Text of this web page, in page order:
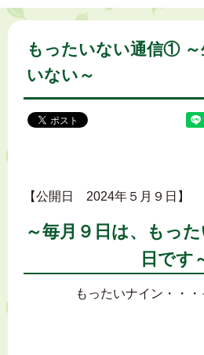
もったいない通信①
いない～
【公開日 2024年５月９日】
～毎月９日は、もっ
日です
もったいナイン・・